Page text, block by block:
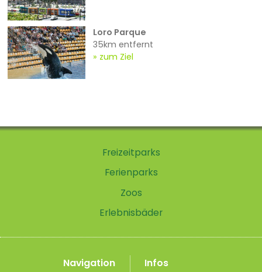
Loro Parque
35km entfernt
zum Ziel
Freizeitparks
Ferienparks
Zoos
Erlebnisbäder
Navigation
Infos